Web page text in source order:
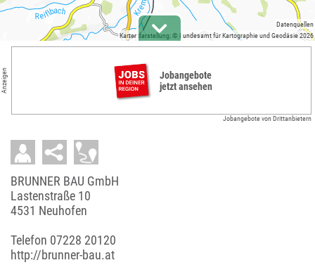
Kartendarstellung: © Bundesamt für Kartographie und Geodäsie 2026
Datenquellen
Anzeigen
Jobangebote
jetzt ansehen
Jobangebote von Drittanbietern
BRUNNER BAU GmbH
Lastenstraße 10
4531 Neuhofen
Telefon 07228 20120
http://brunner-bau.at